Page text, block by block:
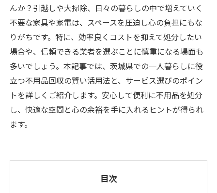
んか？引越しや大掃除、日々の暮らしの中で増えていく
不要な家具や家電は、スペースを圧迫し心の負担にもな
りがちです。特に、効率良くコストを抑えて処分したい
場合や、信頼できる業者を選ぶことに慎重になる場面も
多いでしょう。本記事では、茨城県での一人暮らしに役
立つ不用品回収の賢い活用法と、サービス選びのポイン
トを詳しくご紹介します。安心して便利に不用品を処分
し、快適な空間と心の余裕を手に入れるヒントが得られ
ます。
目次